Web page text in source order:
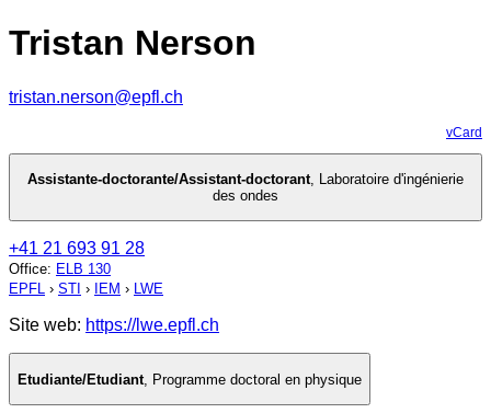
Tristan Nerson
tristan.nerson@epfl.ch
vCard
Assistante-doctorante/Assistant-doctorant, Laboratoire d'ingénierie
des ondes
+41 21 693 91 28
Office: ELB 130
EPFL › STI › IEM › LWE
Site web: https://lwe.epfl.ch
Etudiante/Etudiant Programme doctoral en physique